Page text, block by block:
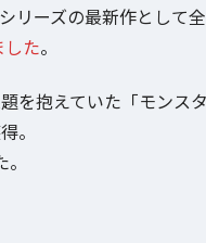
ーズの最新作として
た。
を抱えていた「モンス
。